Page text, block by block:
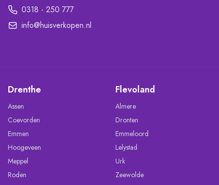
0318 - 250 777
info@huisverkopen.nl
Drenthe
Assen
Coevorden
Emmen
Hoogeveen
Meppel
Roden
Flevoland
Almere
Dronten
Emmeloord
Lelystad
Urk
Zeewolde